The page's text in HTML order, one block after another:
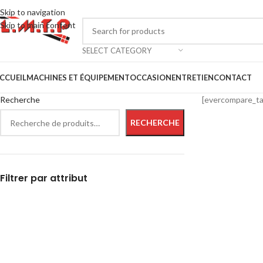
Skip to navigation
Skip to main content
SELECT CATEGORY
MACHINES ET ÉQUIPEMENTOCCASIONENTRETIENCONTACT
Recherche
RECHERCHE
Filtrer par attribut